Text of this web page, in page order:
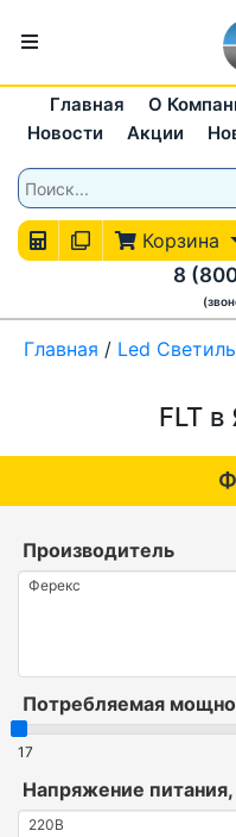
Главная О
Новости
Акции
Корзина
8
Главная / Led
FLT
Производитель
Потребляемая
17
Напряжение питания,